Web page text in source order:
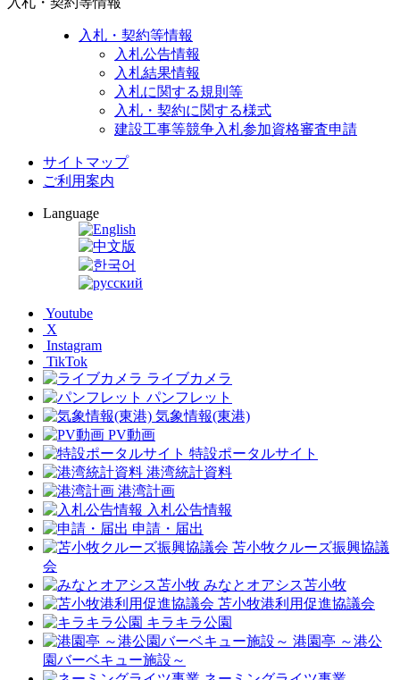
入札・契約等情報
入札公告情報
入札結果情報
入札に関する規則等
入札・契約に関する様式
建設工事等競争入札参加資格審査申請
サイトマップ
ご利用案内
Language
Youtube
X
Instagram
TikTok
ライブカメラ
パンフレット
気象情報(東港)
PV動画
特設ポータルサイト
港湾統計資料
港湾計画
入札公告情報
申請・届出
苫小牧クルーズ振興協議
会
みなとオアシス苫小牧
苫小牧港利用促進協議会
キラキラ公園
港園亭 ～港公
園バーベキュー施設～